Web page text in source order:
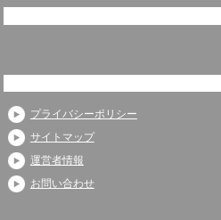
プライバシーポリシー
サイトマップ
運営者情報
お問い合わせ